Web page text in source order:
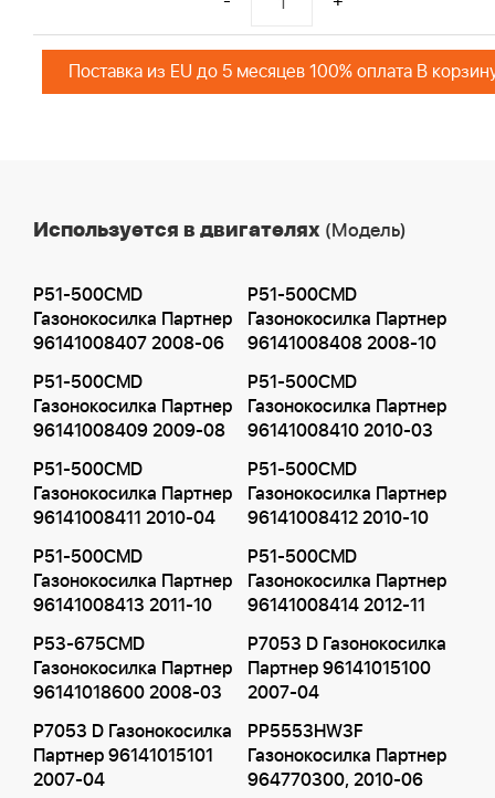
Поставка из EU до 5 месяцев 100% оплата В
Используется в двигателях (Модель)
P51-500CMD
Газонокосилка Партнер
96141008407 2008-06
P51-500CMD
Газонокосилка Партнер
96141008408 2008-10
P51-500CMD
Газонокосилка Партнер
96141008409 2009-08
P51-500CMD
Газонокосилка Партнер
96141008410 2010-03
P51-500CMD
Газонокосилка Партнер
96141008411 2010-04
P51-500CMD
Газонокосилка Партнер
96141008412 2010-10
P51-500CMD
Газонокосилка Партнер
96141008413 2011-10
P51-500CMD
Газонокосилка Партнер
96141008414 2012-11
P53-675CMD
Газонокосилка Партнер
96141018600 2008-03
P7053 D Газонокосилка
Партнер 96141015100
2007-04
P7053 D Газонокосилка
Партнер 96141015101
2007-04
PP5553HW3F
Газонокосилка Партнер
964770300, 2010-06